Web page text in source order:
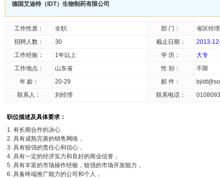
德国艾迪特（IDT）生物制药有限公司
工作性质： 全职 部 门：
省区经
招聘人数：
30 截止日期：
2013-
工作经验：
1年以上 学 历：
大专
工作地点：
山东省 性 别：
不限
年 龄：
20-29 邮 件：
联系人：
刘经理 联系电话：
职位描述及具体要求：
1. 有长期合作的决心
2. 具有成熟完善的销售网络，
3. 具有较强的责任心和信心，
4. 具有一定的经济实力和良好的商业信誉，
5. 具有丰富的市场操作经验，较强的市场开发能力，
6. 具备终端推广能力的公司和个人，